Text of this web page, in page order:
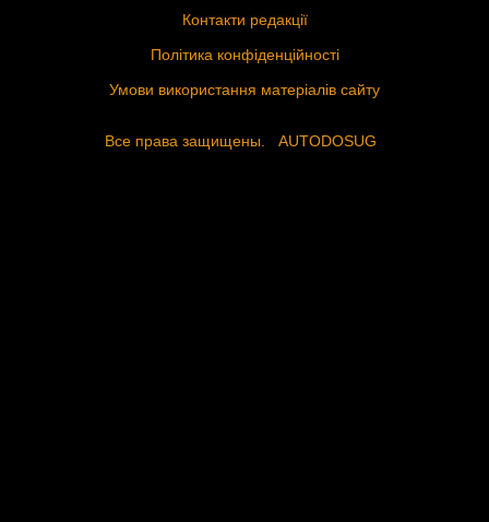
Контакти редакції
Політика конфіденційності
Умови використання матеріалів сайту
Все права защищены. AUTODOSUG